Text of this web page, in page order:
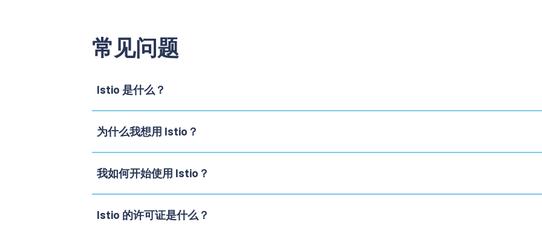
常见问题
Istio 是什么？
为什么我想用 Istio？
我如何开始使用 Istio？
Istio 的许可证是什么？